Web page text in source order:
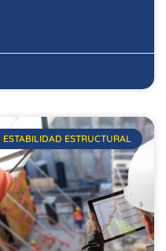
ESTABILIDAD ESTRUCTURAL